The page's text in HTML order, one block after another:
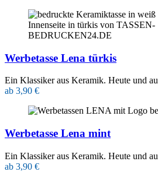
Werbetasse Lena türkis
Ein Klassiker aus Keramik. Heute und
ab 3,90 €
Werbetasse Lena mint
Ein Klassiker aus Keramik. Heute und
ab 3,90 €